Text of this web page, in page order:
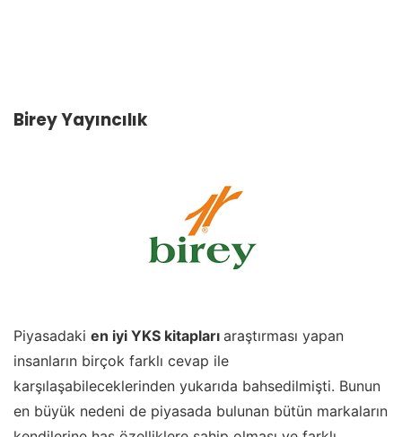
Birey Yayıncılık
Piyasadaki en iyi YKS kitapları araştırması yapan
insanların birçok farklı cevap ile
karşılaşabileceklerinden yukarıda bahsedilmişti. Bunun
en büyük nedeni de piyasada bulunan bütün markaların